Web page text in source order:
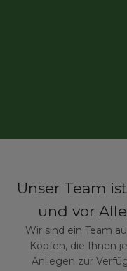
Unser Team
und vor
Wir sind ein Team
Köpfen, die Ihnen
Anliegen zur